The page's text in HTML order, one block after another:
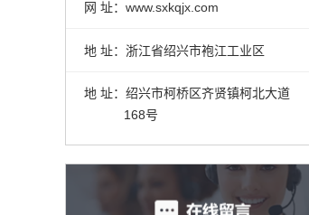
网 址： www.sxkqjx.com
地 址：浙江省绍兴市袍江工业区
地 址：绍兴市柯桥区齐贤镇柯北大道
168号